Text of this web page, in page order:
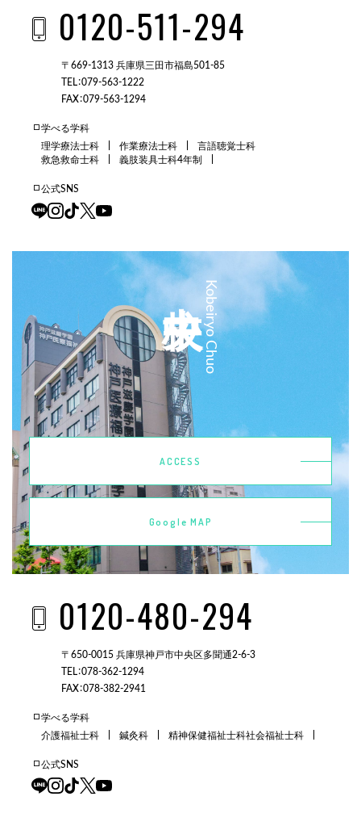
Kobeiryo Chuo
ACCESS
Google MAP
0120-480-294
〒650-0015 兵庫県神戸市中央区多聞通2-6-3
TEL：078-362-1294
FAX：078-382-2941
学べる学科
介護福祉士科
鍼灸科 精神保健福祉士科社会福祉士科
公式SNS
0120-511-294
〒669-1313 兵庫県三田市福島501-85
TEL：079-563-1222
FAX：079-563-1294
学べる学科
理学療法士科
作業療法士科
言語聴覚士科
救急救命士科
義肢装具士科4年制
公式SNS